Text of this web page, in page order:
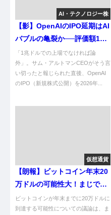
AI・テクノロジー株
【影】OpenAIのIPO延期はAI
バブルの亀裂か──評価額1兆
ドルとSBGの全賭け
「1兆ドルでの上場でなければ論
外」。サム・アルトマンCEOがそう言
い切ったと報じられた直後、OpenAI
のIPO（新規株式公開）を2026年...
仮想通貨
【朗報】ビットコイン年末20
万ドルの可能性大！まじで期
待やな！
ビットコインが年末までに20万ドルに
到達する可能性についての議論は、ま